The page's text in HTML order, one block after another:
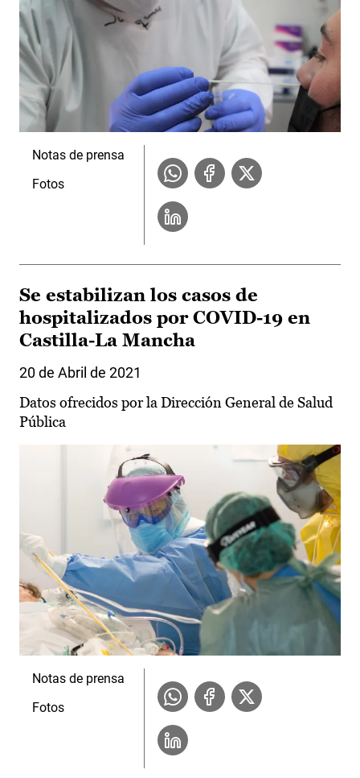
Notas de prensa
Fotos
Se estabilizan los casos de
hospitalizados por COVID-19 en
Castilla-La Mancha
20 de Abril de 2021
Datos ofrecidos por la Dirección General de Salud
Pública
Notas de prensa
Fotos